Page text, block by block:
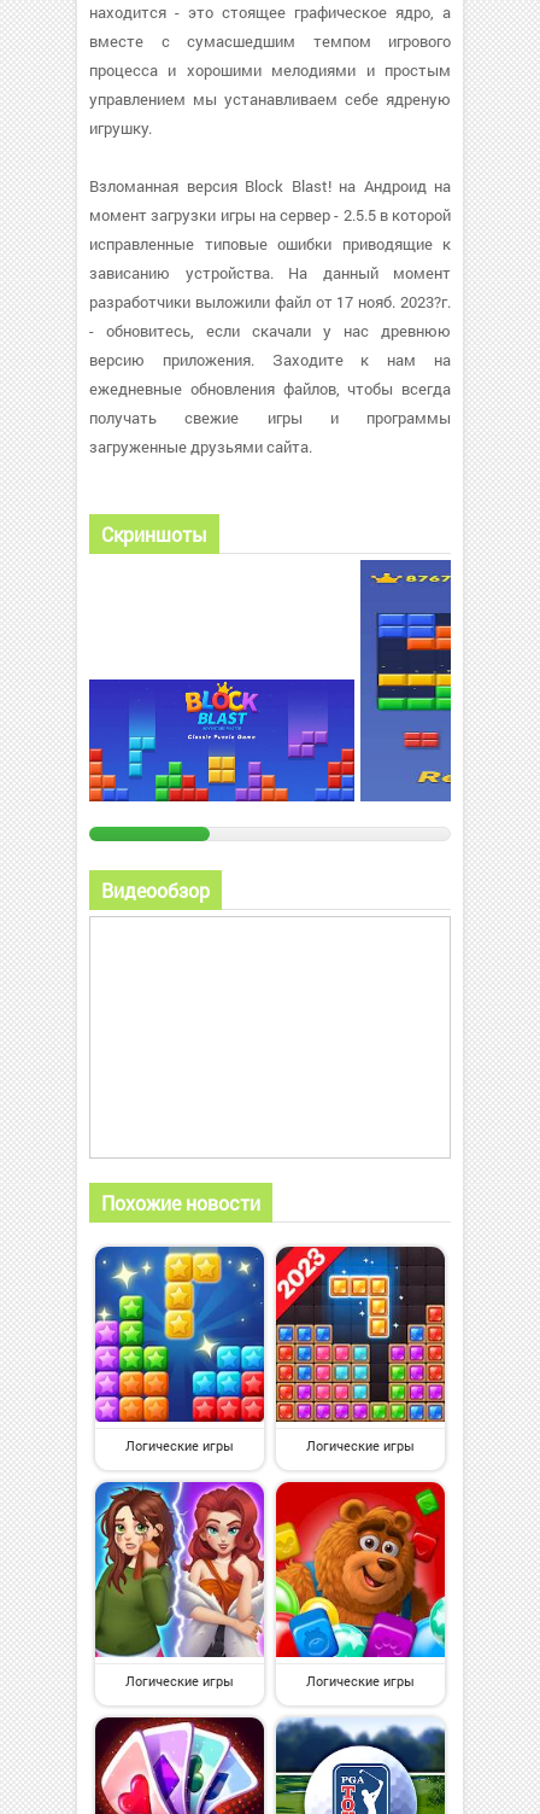
находится - это стоящее графическое ядро, а
вместе с сумасшедшим темпом игрового
процесса и хорошими мелодиями и простым
управлением мы устанавливаем себе ядреную
игрушку.
Взломанная версия Block Blast! на Андроид на
момент загрузки игры на сервер - 2.5.5 в которой
исправленные типовые ошибки приводящие к
зависанию устройства. На данный момент
разработчики выложили файл от 17 нояб. 2023?г.
- обновитесь, если скачали у нас древнюю
версию приложения. Заходите к нам на
ежедневные обновления файлов, чтобы всегда
получать свежие игры и программы
загруженные друзьями сайта.
Скриншоты
Видеообзор
Похожие новости
Логические игры Логические игры
Логические игры Логические игры